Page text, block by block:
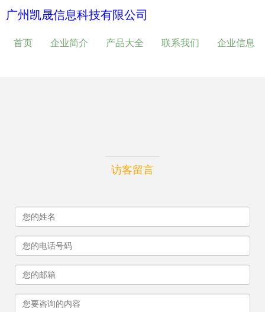
广州凯晟信息科技有限公司
首页 企业简介 产品大全 联系我们 企业信息
访客留言